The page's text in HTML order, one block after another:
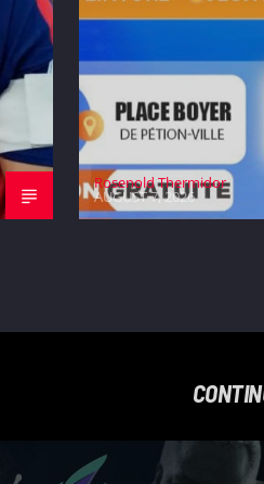
Rosenold Thermidor
AUGUST 7, 2026